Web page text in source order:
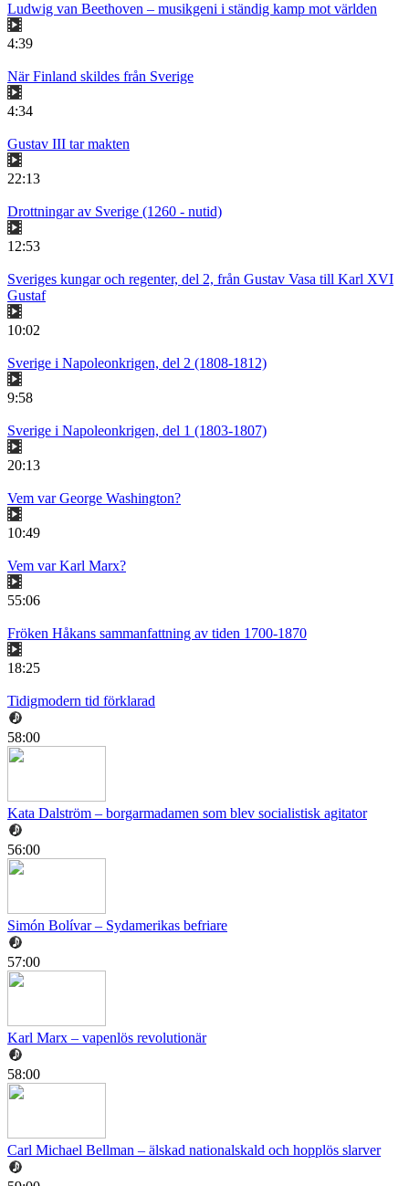
Ludwig van Beethoven – musikgeni i ständig kamp mot världen
4:39
När Finland skildes från Sverige
4:34
Gustav III tar makten
22:13
Drottningar av Sverige (1260 - nutid)
12:53
Sveriges kungar och regenter, del 2, från Gustav Vasa till Karl XVI
Gustaf
10:02
Sverige i Napoleonkrigen, del 2 (1808-1812)
9:58
Sverige i Napoleonkrigen, del 1 (1803-1807)
20:13
Vem var George Washington?
10:49
Vem var Karl Marx?
55:06
Fröken Håkans sammanfattning av tiden 1700-1870
18:25
Tidigmodern tid förklarad
58:00
Kata Dalström – borgarmadamen som blev socialistisk agitator
56:00
Simón Bolívar – Sydamerikas befriare
57:00
Karl Marx – vapenlös revolutionär
58:00
Carl Michael Bellman – älskad nationalskald och hopplös slarver